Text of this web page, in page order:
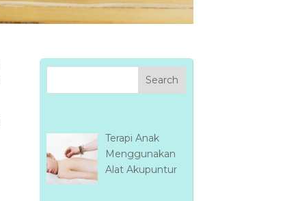
Terapi Anak
Menggunakan
Alat Akupuntur